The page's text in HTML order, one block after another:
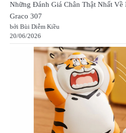
Những Đánh Giá Chân Thật Nhất
Graco 307
bởi Bùi Diễm Kiều
20/06/2026